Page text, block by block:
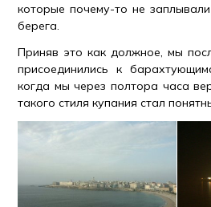
которые почему-то не
берега.
Приняв это как должное, мы
присоединились к
когда мы через полтора часа
такого стиля купания стал